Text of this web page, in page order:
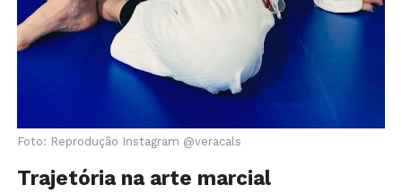
Foto: Reprodução Instagram @veracals
Trajetória na arte marcial